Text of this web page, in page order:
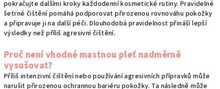
pokračujte dalšími kroky každodenní kosmetické rutiny. Pravidelné
šetrné čištění pomáhá podporovat přirozenou rovnováhu pokožky
a připravuje ji na další péči. Dlouhodobá pravidelnost přináší lepší
výsledky než příliš agresivní čištění.
Proč není vhodné mastnou pleť nadměrně
vysušovat?
Příliš intenzivní čištění nebo používání agresivních přípravků může
narušit přirozenou ochrannou bariéru pokožky. Ta následně může